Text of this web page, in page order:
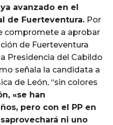
avanzado en el
de Fuerteventura. Por
compromete a aprobar
de Fuerteventura
Presidencia del Cabildo
señala la candidata a
de León, “sin colores
«se han
pero con el PP en
ni uno